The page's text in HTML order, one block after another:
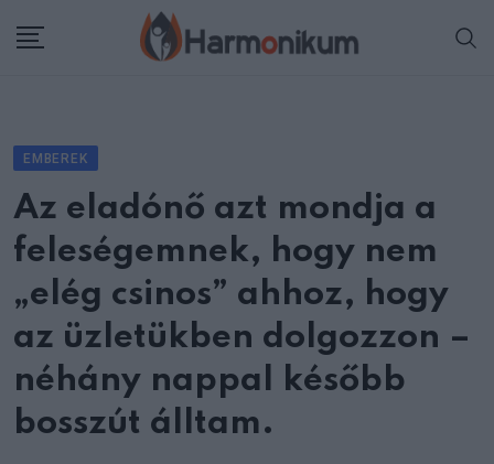
EMBEREK
Az eladónő azt mondja a
feleségemnek, hogy nem
„elég csinos” ahhoz, hogy
az üzletükben dolgozzon –
néhány nappal később
bosszút álltam.